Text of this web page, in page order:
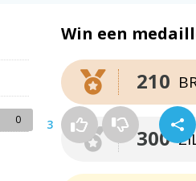
3
0
Win een
210
300